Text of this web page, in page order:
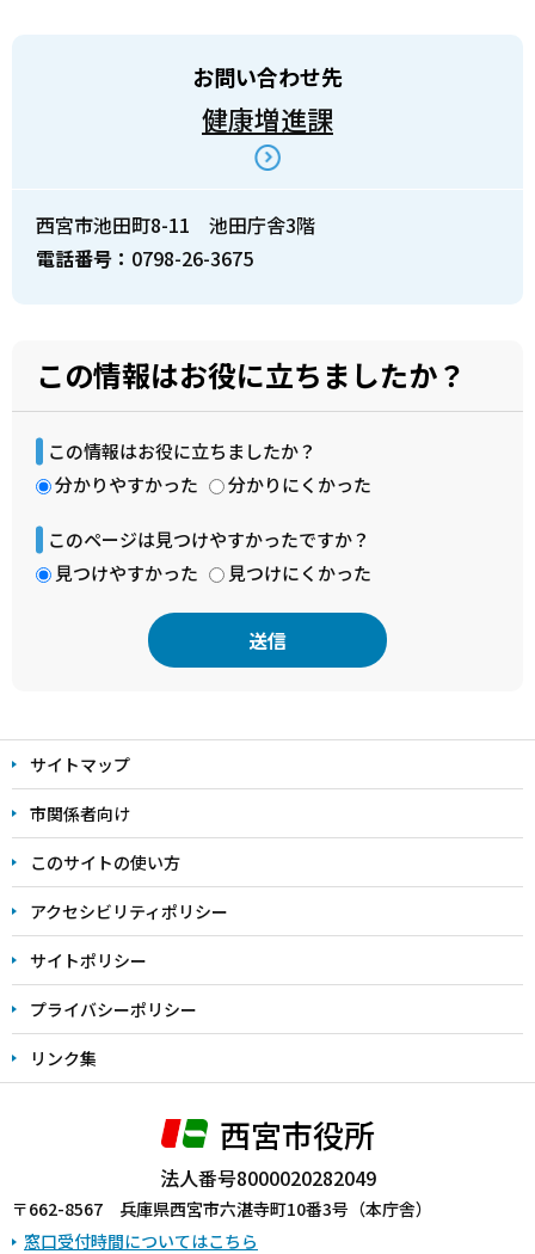
お問い合わせ先
健康増進課
西宮市池田町8-11 池田庁舎3階
電話番号： 0798-26-3675
この情報はお役に立ちましたか？
この情報はお役に立ちましたか？
分かりやすかった
分かりにくかった
このページは見つけやすかったですか？
見つけやすかった
見つけにくかった
文
こ
こ
ま
で
サイトマップ
市関係者向け
このサイトの使い方
アクセシビリティポリシー
サイトポリシー
プライバシーポリシー
リンク集
西宮市役所
法人番号8000020282049
〒662-8567 兵庫県西宮市六湛寺町10番3号（本庁舎）
窓口受付時間についてはこちら